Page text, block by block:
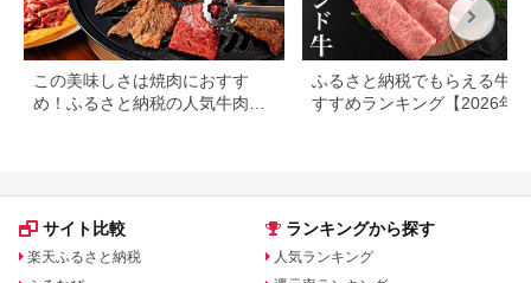
この美味しさは焼肉におすす
め！ふるさと納税の人気牛肉還
ふるさと納税でもらえる牛肉
すすめランキング【2026年
サイト比較
楽天ふるさと納税
ランキングから探す
人気ランキング